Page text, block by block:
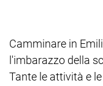
Camminare in
l'imbarazzo della
Tante le attività e